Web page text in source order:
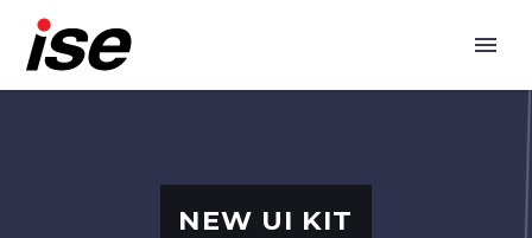
NEW UI KIT